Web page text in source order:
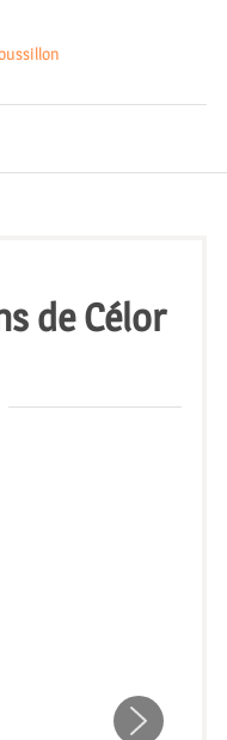
DU
de Célor